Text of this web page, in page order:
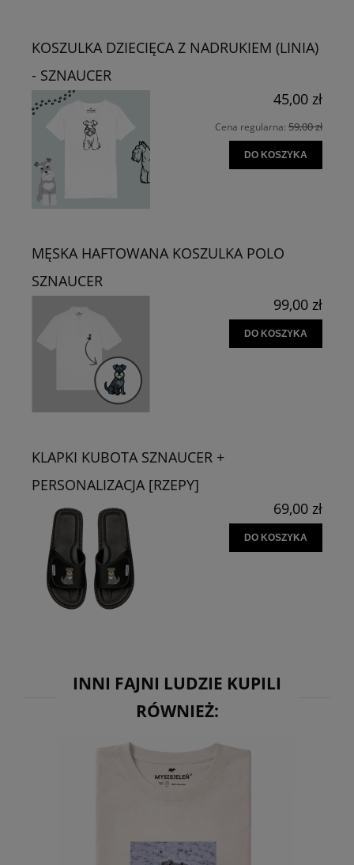
KOSZULKA DZIECIĘCA Z NADRUKIEM (LINIA)
- SZNAUCER
45,00 zł
Cena regularna: 59,00 zł
DO KOSZYKA
MĘSKA HAFTOWANA KOSZULKA POLO
SZNAUCER
99,00 zł
DO KOSZYKA
KLAPKI KUBOTA SZNAUCER +
PERSONALIZACJA [RZEPY]
69,00 zł
DO KOSZYKA
INNI FAJNI LUDZIE KUPILI
RÓWNIEŻ: